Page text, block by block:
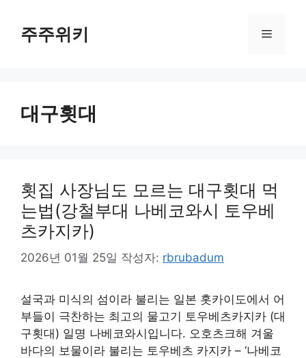
주주위키 메
대구횟대
횟집 사장님도 모르는 대구횟대 먹
는법(강철부대 나베코와시 토우베
츠카지카)
2026년 01월 25일 작성자: rbrubadum
설국과 미식의 섬이라 불리는 일본 홋카이도에서 어
부들이 극찬하는 최고의 물고기 토우베츠카지카 (대
구횟대) 일명 나베코와시입니다. 오호츠크해 겨울
바다의 보물이라 불리는 토우베츠 카지카 – ‘나베코